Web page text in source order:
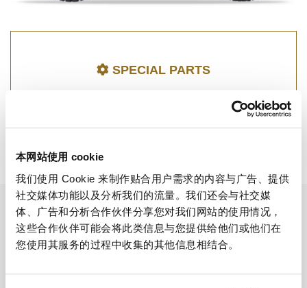
本网站使用 cookie
我们使用 Cookie 来制作贴合用户需求的内容与广告、提供
社交媒体功能以及分析我们的流量。我们还会与社交媒
体、广告和分析合作伙伴分享您对我们网站的使用情况，
这些合作伙伴可能会将此类信息与您提供给他们或他们在
您使用其服务的过程中收集的其他信息相结合。
SPECIAL PARTS
R 1200 GS ADV LC
EMAIL NEWSLETTER
订阅我们的新闻